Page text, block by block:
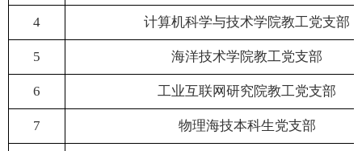
4 计算机科学与技术学院教工党支部
5 海洋技术学院教工党支部
6 工业互联网研究院教工党支部
7 物理海技本科生党支部